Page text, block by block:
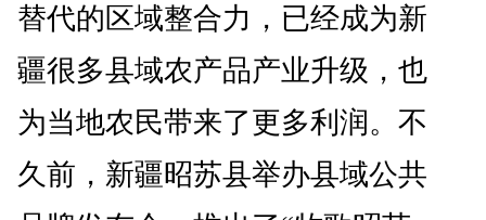
替代的区域整合力，已经成为新
疆很多县域农产品产业升级，也
为当地农民带来了更多利润。不
久前，新疆昭苏县举办县域公共